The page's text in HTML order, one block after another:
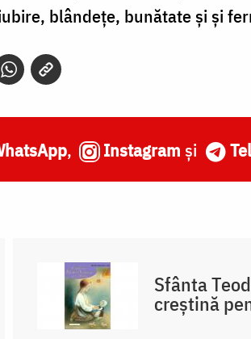
blândețe, bunătate și și
, Instagram și
Sfânta
creştină